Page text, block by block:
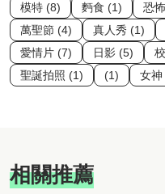
模特 (8) 麪食 (1) 恐
萬聖節 (4)
真人秀 (1)
愛情片 (7)
日影 (5)
聖誕拍照 (1)
(1) 女神
相關推薦